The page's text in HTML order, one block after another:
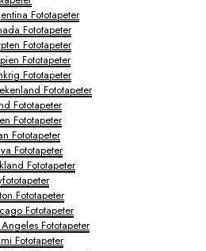
Fototapeter
Fototapeter
Fototapeter
Fototapeter
Fototapeter
Fototapeter
Fototapeter
Fototapeter
Fototapeter
Fototapeter
Fototapeter
Fototapeter
Fototapeter
Fototapeter
Fototapeter